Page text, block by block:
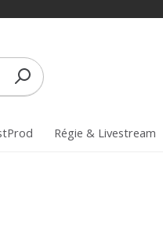
Régie & Livestream